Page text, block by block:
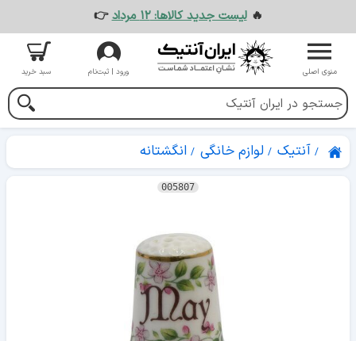
🔥لیست جدید کالاها: ۱۲ مرداد 👉
منوی اصلی ورود | ثبت‌نام سبد خرید
آنتیک لوازم خانگی انگشتانه
005807